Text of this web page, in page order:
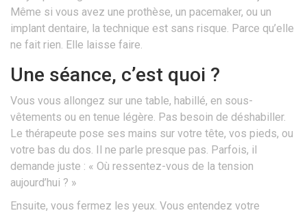
Même si vous avez une prothèse, un pacemaker, ou un
implant dentaire, la technique est sans risque. Parce qu’elle
ne fait rien. Elle laisse faire.
Une séance, c’est quoi ?
Vous vous allongez sur une table, habillé, en sous-
vêtements ou en tenue légère. Pas besoin de déshabiller.
Le thérapeute pose ses mains sur votre tête, vos pieds, ou
votre bas du dos. Il ne parle presque pas. Parfois, il
demande juste : « Où ressentez-vous de la tension
aujourd’hui ? »
Ensuite, vous fermez les yeux. Vous entendez votre